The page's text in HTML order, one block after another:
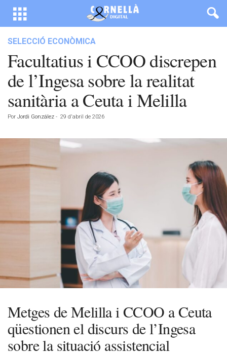
SELECCIÓ ECONÒMICA
Facultatius i CCOO discrepen
de l’Ingesa sobre la realitat
sanitària a Ceuta i Melilla
Por Jordi González - 29 d'abril de 2026
Metges de Melilla i CCOO a Ceuta
qüestionen el discurs de l’Ingesa
sobre la situació assistencial